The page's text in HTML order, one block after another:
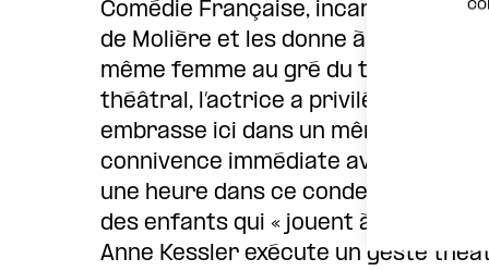
Comédie Française, incarne de
de Molière et les donne à voir
même femme au gré du temps, au
théâtral, l’actrice a privilégié des
embrasse ici dans un même élan.
connivence immédiate avec les
une heure dans ce condensé de
des enfants qui « jouent à…». Au
Anne Kessler exécute un geste